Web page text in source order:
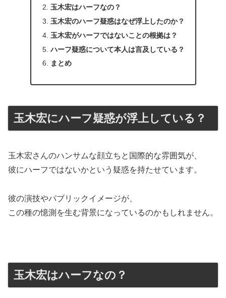
玉木宏はハーフなの？
玉木宏のハーフ疑惑はなぜ浮上したのか？
玉木宏がハーフではないことの根拠は？
ハーフ疑惑について本人は言及している？
まとめ
玉木宏にハーフ疑惑が浮上している？
玉木宏さんのハンサムな顔立ちと国際的な雰囲気が、
彼にハーフではないかという疑惑を持たせています。
彼の演技やパブリックイメージが、
この種の憶測を生む背景になっているのかもしれません。
玉木宏はハーフなの？